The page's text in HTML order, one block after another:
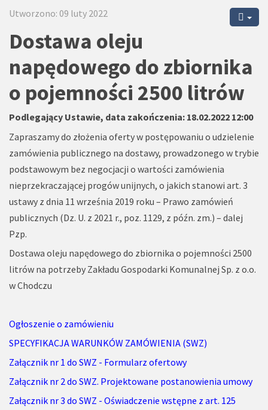
Utworzono: 09 luty 2022
Dostawa oleju
napędowego do zbiornika
o pojemności 2500 litrów
Podlegający Ustawie, data zakończenia: 18.02.2022 12:00
Zapraszamy do złożenia oferty w postępowaniu o udzielenie
zamówienia publicznego na dostawy, prowadzonego w trybie
podstawowym bez negocjacji o wartości zamówienia
nieprzekraczającej progów unijnych, o jakich stanowi art. 3
ustawy z dnia 11 września 2019 roku – Prawo zamówień
publicznych (Dz. U. z 2021 r., poz. 1129, z późn. zm.) – dalej
Pzp.
Dostawa oleju napędowego do zbiornika o pojemności 2500
litrów na potrzeby Zakładu Gospodarki Komunalnej Sp. z o.o.
w Chodczu
Ogłoszenie o zamówieniu
SPECYFIKACJA WARUNKÓW ZAMÓWIENIA (SWZ)
Załącznik nr 1 do SWZ - Formularz ofertowy
Załącznik nr 2 do SWZ. Projektowane postanowienia umowy
Załącznik nr 3 do SWZ - Oświadczenie wstępne z art. 125